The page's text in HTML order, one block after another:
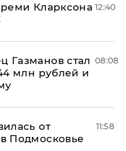
Кларксона 12:40
Газманов стал
млн рублей и
08:08
от
Подмосковье
11:58